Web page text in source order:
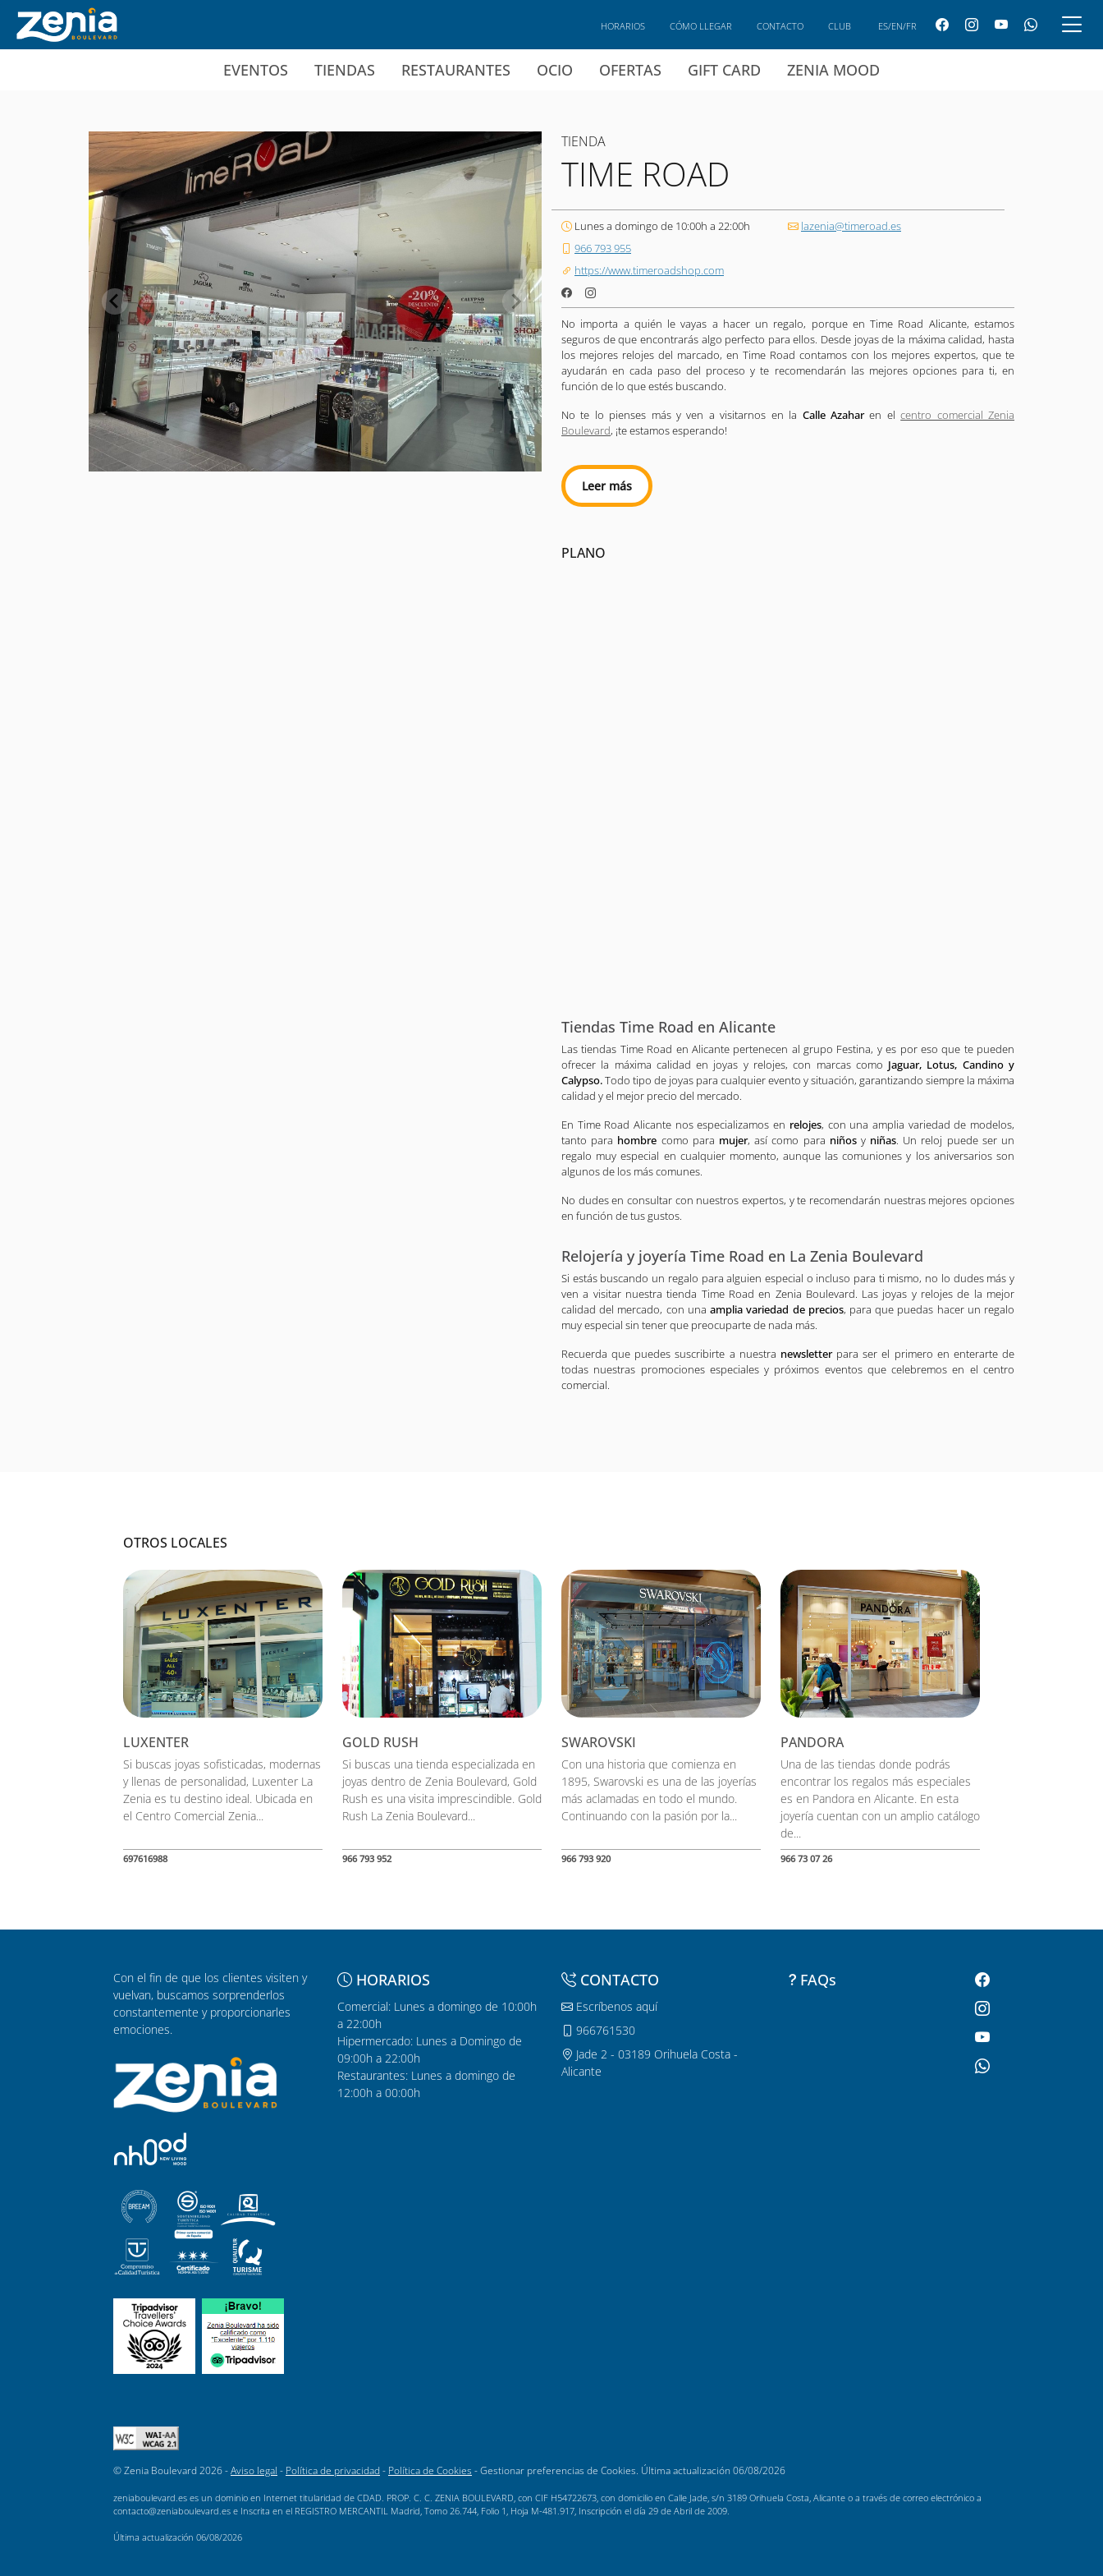
Ir al contenido principal
EVENTOS TIENDAS RESTAURANTES OCIO OFERTAS GIFT CARD ZENIA MOOD
HORARIOS CÓMO LLEGAR CONTACTO CLUB ES/EN/FR
TIENDA
TIME ROAD
Lunes a domingo de 10:00h a 22:00h
lazenia@timeroad.es
966 793 955
https://www.timeroadshop.com
No importa a quién le vayas a hacer un regalo, porque en Time Road Alicante, estamos
seguros de que encontrarás algo perfecto para ellos. Desde joyas de la máxima calidad, hasta
los mejores relojes del marcado, en Time Road contamos con los mejores expertos, que te
ayudarán en cada paso del proceso y te recomendarán las mejores opciones para ti, en
función de lo que estés buscando.
No te lo pienses más y ven a visitarnos en la Calle Azaharen elcentro comercial Zenia
Boulevard, ¡te estamos esperando!
Leer más
PLANO
Tiendas Time Road en Alicante
Las tiendas Time Road en Alicante pertenecen al grupo Festina, y es por eso que te pueden
ofrecer la máxima calidad en joyas y relojes, con marcas como Jaguar, Lotus, Candino y
Calypso.Todo tipo de joyas para cualquier evento y situación, garantizando siempre la máxima
calidad y el mejor precio del mercado.
En Time Road Alicante nos especializamos en relojes, con una amplia variedad de modelos,
tanto para hombre como para mujer, así como para niños y niñas. Un reloj puede ser un
regalo muy especial en cualquier momento, aunque las comuniones y los aniversarios son
algunos de los más comunes.
No dudes en consultar con nuestros expertos, y te recomendarán nuestras mejores opciones
en función de tus gustos.
Relojería y joyería Time Road en La Zenia Boulevard
Si estás buscando un regalo para alguien especial o incluso para ti mismo, no lo dudes más y
ven a visitar nuestra tienda Time Road en Zenia Boulevard. Las joyas y relojes de la mejor
calidad del mercado, con unaamplia variedad de precios, para que puedas hacer un regalo
muy especial sin tener que preocuparte de nada más.
Recuerda que puedes suscribirte a nuestra newsletter para ser el primero en enterarte de
todas nuestras promociones especiales y próximos eventos que celebremos en el centro
comercial.
OTROS LOCALES
LUXENTER
Si buscas joyas sofisticadas, modernas
y llenas de personalidad, Luxenter La
Zenia es tu destino ideal. Ubicada en
el Centro Comercial Zenia...
697616988
GOLD RUSH
Si buscas una tienda especializada en
joyas dentro de Zenia Boulevard, Gold
Rush es una visita imprescindible. Gold
Rush La Zenia Boulevard...
966 793 952
SWAROVSKI
Con una historia que comienza en
1895, Swarovski es una de las joyerías
más aclamadas en todo el mundo.
Continuando con la pasión por la...
966 793 920
PANDORA
Una de las tiendas donde podrás
encontrar los regalos más especiales
es en Pandora en Alicante. En esta
joyería cuentan con un amplio catálogo
de...
966 73 07 26
Con el fin de que los clientes visiten y
vuelvan, buscamos sorprenderlos
constantemente y proporcionarles
emociones.
HORARIOS
Comercial: Lunes a domingo de 10:00h
a 22:00h
Hipermercado: Lunes a Domingo de
09:00h a 22:00h
Restaurantes: Lunes a domingo de
12:00h a 00:00h
CONTACTO
Escríbenos aquí
966761530
Jade 2 - 03189 Orihuela Costa -
Alicante
FAQs
© Zenia Boulevard 2026 -Aviso legal - Política de privacidad- Política de Cookies -Gestionar preferencias de Cookies. Última actualización 06/08/2026
zeniaboulevard.es es un dominio en Internet titularidad de CDAD. PROP. C. C. ZENIA BOULEVARD, con CIF H54722673, con domicilio en Calle Jade, s/n 3189 Orihuela Costa, Alicante o a través de correo electrónico a
contacto@zeniaboulevard.es e Inscrita en el REGISTRO MERCANTIL Madrid, Tomo 26.744, Folio 1, Hoja M-481.917, Inscripción el día 29 de Abril de 2009.
Última actualización 06/08/2026